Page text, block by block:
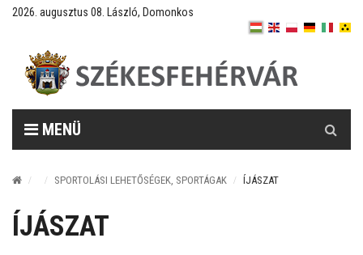
2026. augusztus 08. László, Domonkos
MENÜ
SPORTOLÁSI LEHETŐSÉGEK, SPORTÁGAK ÍJÁSZAT
ÍJÁSZAT